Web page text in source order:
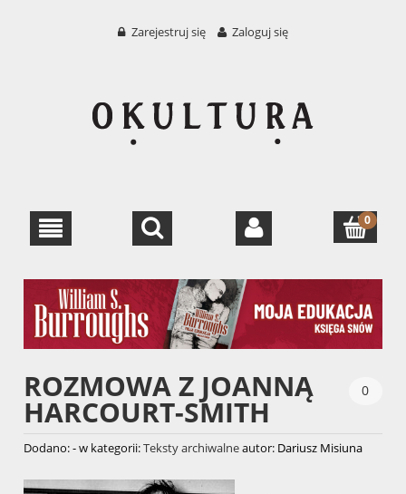
Zarejestruj się Zaloguj się
ROZMOWA Z JOANNĄ
HARCOURT-SMITH
0
Dodano:-w kategorii:Teksty archiwalneautor: Dariusz Misiuna